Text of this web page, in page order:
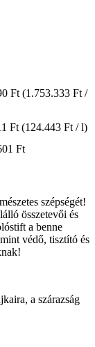
Ft (1.753.333 Ft /
Ft (124.443 Ft / l)
Ft
szépségét!
összetevői és
a benne
védő, tisztító és
a szárazság